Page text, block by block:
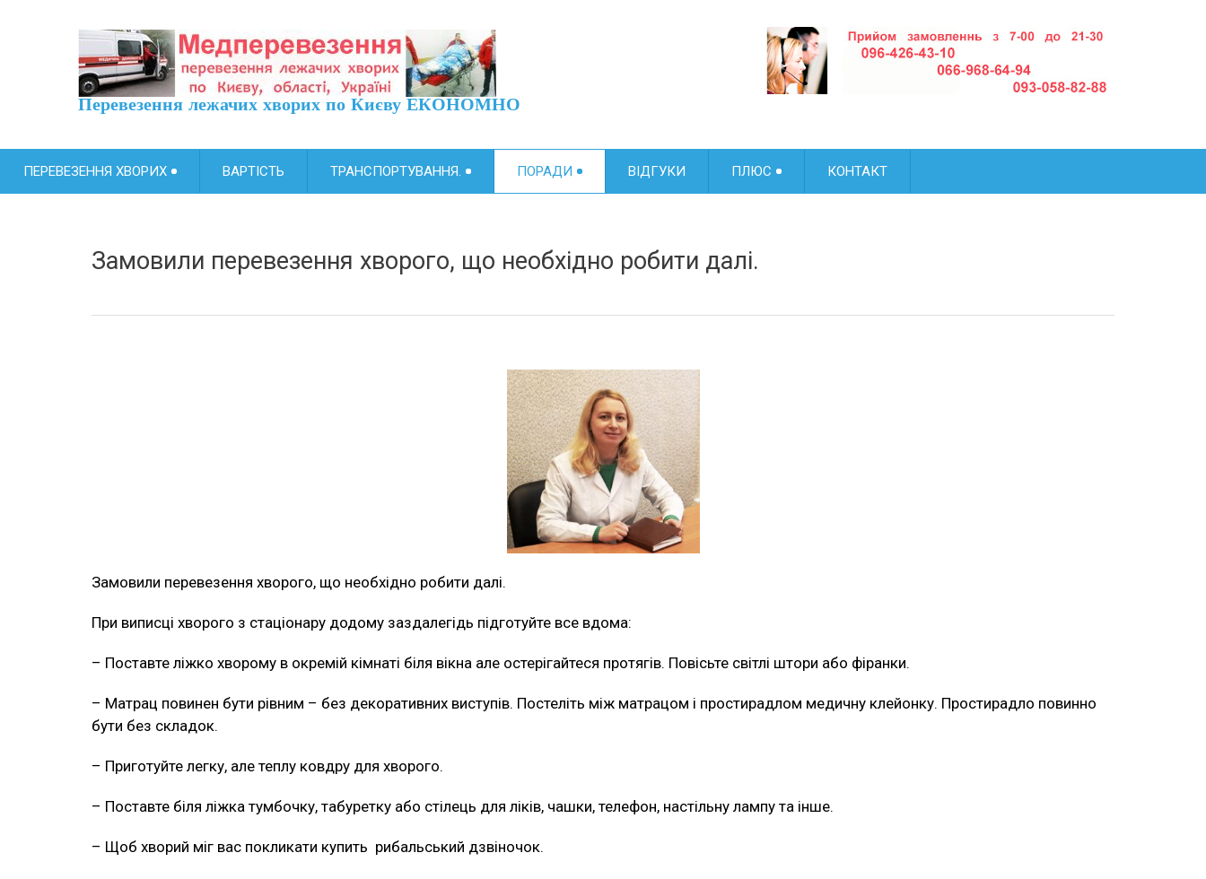
Перевезення лежачих хворих по Києву ЕКОНОМНО
ПЕРЕВЕЗЕННЯ ХВОРИХ ВАРТІСТЬ ТРАНСПОРТУВАННЯ. ПОРАДИ ВІДГУКИ ПЛЮС КОНТАКТ
Замовили перевезення хворого, що необхідно робити далі.
Замовили перевезення хворого, що необхідно робити далі.
При виписці хворого з стаціонару додому заздалегідь підготуйте все вдома:
– Поставте ліжко хворому в окремій кімнаті біля вікна але остерігайтеся протягів. Повісьте світлі штори або фіранки.
– Матрац повинен бути рівним – без декоративних виступів. Постеліть між матрацом і простирадлом медичну клейонку. Простирадло повинно
бути без складок.
– Приготуйте легку, але теплу ковдру для хворого.
– Поставте біля ліжка тумбочку, табуретку або стілець для ліків, чашки, телефон, настільну лампу та інше.
– Щоб хворий міг вас покликати купить рибальський дзвіночок.